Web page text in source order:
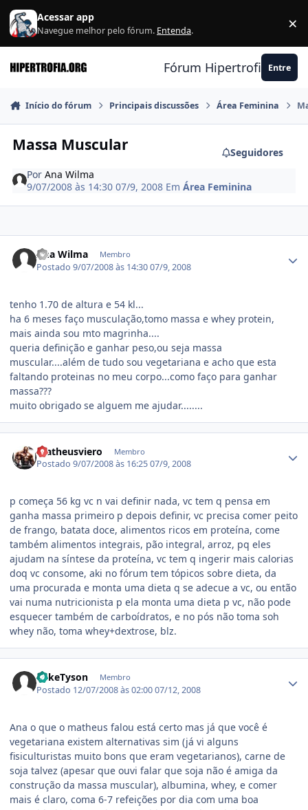
Ir para conteúdo
Acessar app
Navegue melhor pelo fórum. Entenda. ×
Fórum Hipertrofia.org
Entre
Início do fórum Principais discussões Área Feminina
Massa Muscular
Seguidores
PorAna Wilma
9/07/2008 às 14:3007/9, 2008 EmÁrea Feminina
Ana Wilma Membro
Postado9/07/2008 às 14:3007/9, 2008
tenho 1.70 de altura e 54 kl...
ha 6 meses faço musculação,tomo massa e whey protein,
mais ainda sou mto magrinha....
queria definição e ganhar peso,ou seja massa
muscular....além de tudo sou vegetariana e acho que esta
faltando proteinas no meu corpo...como faço para ganhar
massa???
muito obrigado se alguem me ajudar........
matheusviero Membro
Postado9/07/2008 às 16:2507/9, 2008
p começa 56 kg vc n vai definir nada, vc tem q pensa em
ganha massa primeiro p depois definir, vc precisa comer peito
de frango, batata doce, alimentos ricos em proteína, come
também alimentos integrais, pão integral, arroz, pq eles
ajudam na síntese da proteína, vc tem q ingerir mais calorias
doq vc consome, aki no fórum tem tópicos sobre dieta, da
uma procurada e monta uma dieta q se adecue a vc, ou então
vai numa nutricionista p ela monta uma dieta p vc, não pode
esquecer também de carboídratos, e no pós não toma soh
whey não, toma whey+dextrose, blz.
MikeTyson Membro
Postado 12/07/2008 às 02:0007/12, 2008
Ana o que o matheus falou está certo mas já que você é
vegetariana existem alternativas sim (já vi alguns
fisiculturistas muito bons que eram vegetarianos), carne de
soja talvez (apesar que ouvi falar que soja não é amiga da
construção da massa muscular), albumina, whey, e comer
mais é claro, coma 6-7 refeições por dia com uma boa